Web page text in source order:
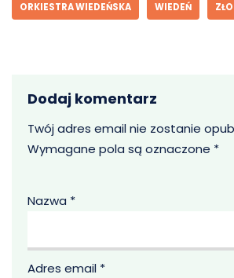
ORKIESTRA WIEDEŃSKA WIEDEŃ
Dodaj komentarz
Twój adres email nie zostanie
Wymagane pola są oznaczone *
Nazwa *
Adres email *